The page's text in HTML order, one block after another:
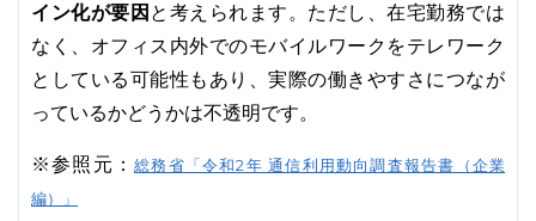
イン化が要因 と考えられます。ただし、在宅勤務では
なく、オフィス内外でのモバイルワークをテレワーク
としている可能性もあり、実際の働きやすさにつなが
っているかどうかは不透明です。
※参照元：総務省「令和2年 通信利用動向調査報告書（企業
編）」